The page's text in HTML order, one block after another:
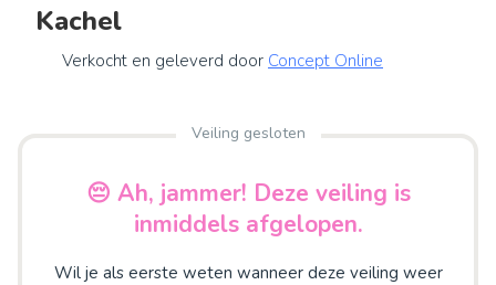
Kachel
Verkocht en geleverd door Concept Online
Veiling gesloten
😔 Ah, jammer! Deze veiling is
inmiddels afgelopen.
Wil je als eerste weten wanneer deze veiling weer